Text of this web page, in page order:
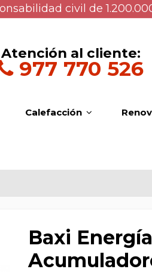
civil de
Atención al cliente:
977 770 526
Calefacción
Baxi